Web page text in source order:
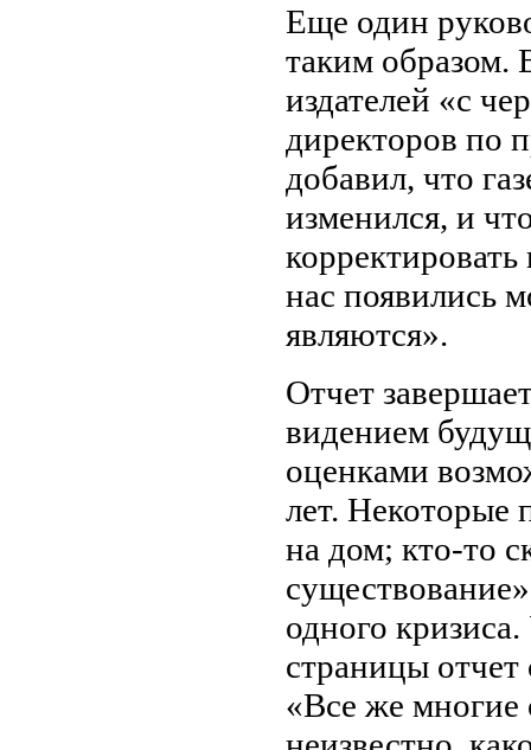
Еще один
таким образом.
издателей «с
директоров по
добавил, что
изменился, и
нас появились
являются».
Отчет
видением
оценками
лет. Некоторые
на дом; кто-то
одного
страницы
«Все же многие